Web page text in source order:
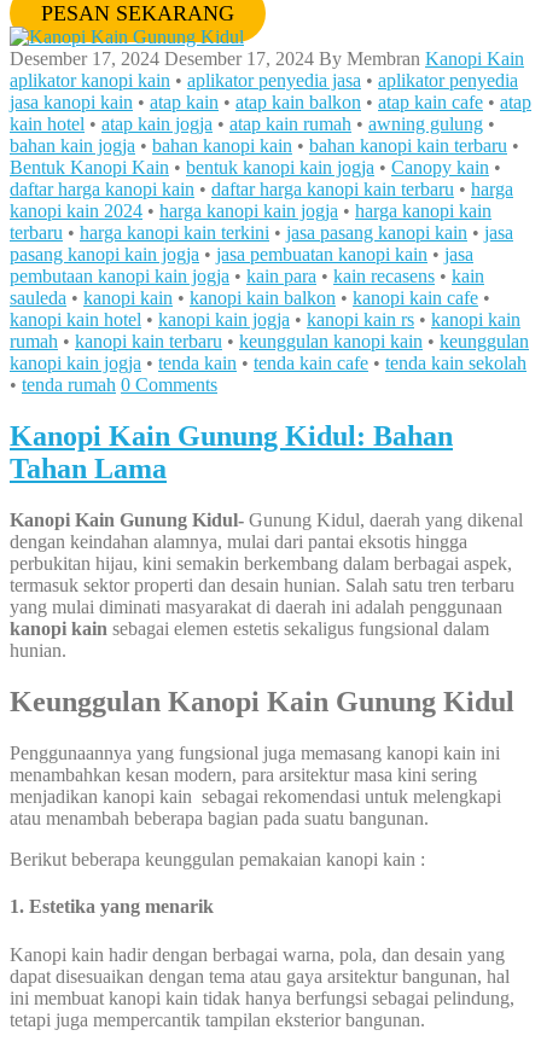
PESAN SEKARANG
Desember 17, 2024 Desember 17, 2024 By Membran Kanopi Kain
aplikator kanopi kain • aplikator penyedia jasa • aplikator penyedia
jasa kanopi kain • atap kain • atap kain balkon • atap kain cafe • atap
kain hotel • atap kain jogja • atap kain rumah • awning gulung •
bahan kain jogja • bahan kanopi kain • bahan kanopi kain terbaru •
Bentuk Kanopi Kain • bentuk kanopi kain jogja • Canopy kain •
daftar harga kanopi kain • daftar harga kanopi kain terbaru • harga
kanopi kain 2024 • harga kanopi kain jogja • harga kanopi kain
terbaru • harga kanopi kain terkini • jasa pasang kanopi kain • jasa
pasang kanopi kain jogja • jasa pembuatan kanopi kain • jasa
pembutaan kanopi kain jogja • kain para • kain recasens • kain
sauleda • kanopi kain • kanopi kain balkon • kanopi kain cafe •
kanopi kain hotel • kanopi kain jogja • kanopi kain rs • kanopi kain
rumah • kanopi kain terbaru • keunggulan kanopi kain • keunggulan
kanopi kain jogja • tenda kain • tenda kain cafe • tenda kain sekolah
• tenda rumah 0 Comments
Kanopi Kain Gunung Kidul: Bahan
Tahan Lama
Kanopi Kain Gunung Kidul- Gunung Kidul, daerah yang dikenal
dengan keindahan alamnya, mulai dari pantai eksotis hingga
perbukitan hijau, kini semakin berkembang dalam berbagai aspek,
termasuk sektor properti dan desain hunian. Salah satu tren terbaru
yang mulai diminati masyarakat di daerah ini adalah penggunaan
kanopi kain sebagai elemen estetis sekaligus fungsional dalam
hunian.
Keunggulan Kanopi Kain Gunung Kidul
Penggunaannya yang fungsional juga memasang kanopi kain ini
menambahkan kesan modern, para arsitektur masa kini sering
menjadikan kanopi kain sebagai rekomendasi untuk melengkapi
atau menambah beberapa bagian pada suatu bangunan.
Berikut beberapa keunggulan pemakaian kanopi kain :
1. Estetika yang menarik
Kanopi kain hadir dengan berbagai warna, pola, dan desain yang
dapat disesuaikan dengan tema atau gaya arsitektur bangunan, hal
ini membuat kanopi kain tidak hanya berfungsi sebagai pelindung,
tetapi juga mempercantik tampilan eksterior bangunan.